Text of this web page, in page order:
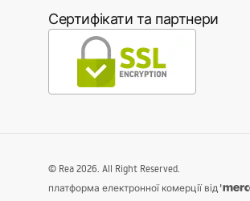
Сертифікати та партнери
© Rea 2026. All Right Reserved.
платформа електронної комерції від